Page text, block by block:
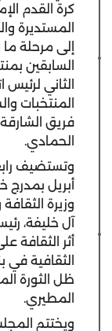
كرة القدم
المستديرة
إلى مرحلة ما
السابقين
الثاني
المنتخبات
الحمادي.
أبريل بمدرج
وزيرة
آل خليفة،
أثر الثقافة
الثقافية في
ظل الثورة
المطيري.
ويختتم